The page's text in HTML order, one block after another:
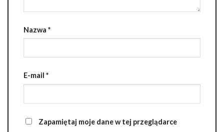
Nazwa *
E-mail *
Zapamiętaj moje dane w tej przeglądarce